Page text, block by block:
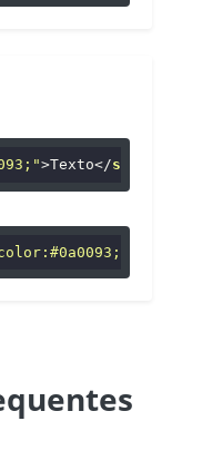
>Texto</span